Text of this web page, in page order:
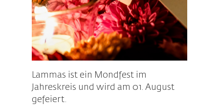
Lammas ist ein Mondfest im
Jahreskreis und wird am 01. August
gefeiert.